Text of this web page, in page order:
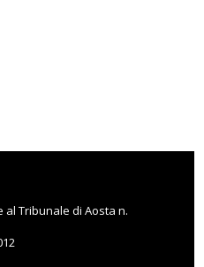
Tribunale di Aosta n.